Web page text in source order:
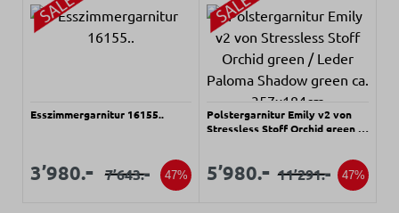
Esszimmergarnitur 16155..
Verkaufspreis:
Verkaufspreis:
3’980.- Regulärer Preis:
7’643.- 47%
Polstergarnitur Emily v2 von
Stressless Stoff Orchid green /
Verkaufspreis:
Verkaufspreis:
5’980.- Regulärer Preis:
11’291.- 47%